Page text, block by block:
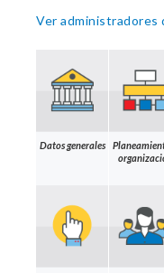
Ver administradores
Datos generales